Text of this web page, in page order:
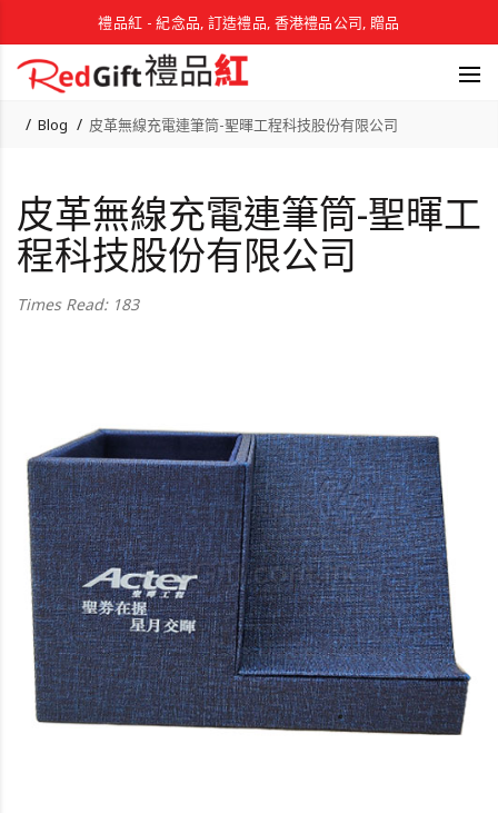
禮品紅 - 紀念品, 訂造禮品, 香港禮品公司, 贈品
Blog 皮革無線充電連筆筒-聖暉工程科技股份有限公司
皮革無線充電連筆筒-聖暉工
程科技股份有限公司
Times Read: 183